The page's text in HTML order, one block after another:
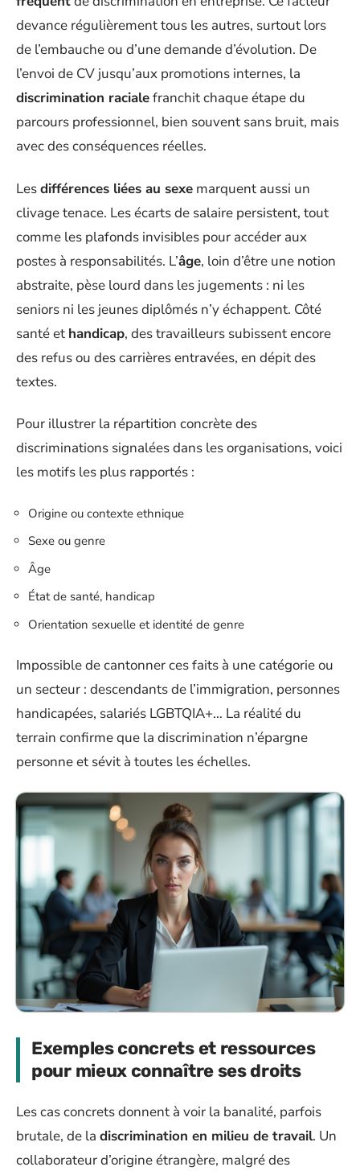
devance régulièrement tous les autres, surtout lors
de l’embauche ou d’une demande d’évolution. De
l’envoi de CV jusqu’aux promotions internes, la
discrimination racialefranchit chaque étape du
parcours professionnel, bien souvent sans bruit, mais
avec des conséquences réelles.
Lesdifférences liées au sexe marquent aussi un
clivage tenace. Les écarts de salaire persistent, tout
comme les plafonds invisibles pour accéder aux
postes à responsabilités. L’âge, loin d’être une notion
abstraite, pèse lourd dans les jugements : ni les
seniors ni les jeunes diplômés n’y échappent. Côté
santé et handicap, des travailleurs subissent encore
des refus ou des carrières entravées, en dépit des
textes.
Pour illustrer la répartition concrète des
discriminations signalées dans les organisations, voici
les motifs les plus rapportés :
Origine ou contexte ethnique
Sexe ou genre
Âge
État de santé, handicap
Orientation sexuelle et identité de genre
Impossible de cantonner ces faits à une catégorie ou
un secteur : descendants de l’immigration, personnes
handicapées, salariés LGBTQIA+… La réalité du
terrain confirme que la discrimination n’épargne
personne et sévit à toutes les échelles.
Exemples concrets et ressources
pour mieux connaître ses droits
Les cas concrets donnent à voir la banalité, parfois
brutale, de la discrimination en milieu de travail. Un
collaborateur d’origine étrangère, malgré des